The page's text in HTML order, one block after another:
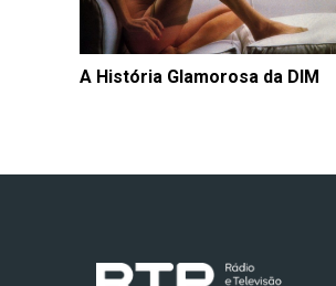
A História Glamorosa da DIM